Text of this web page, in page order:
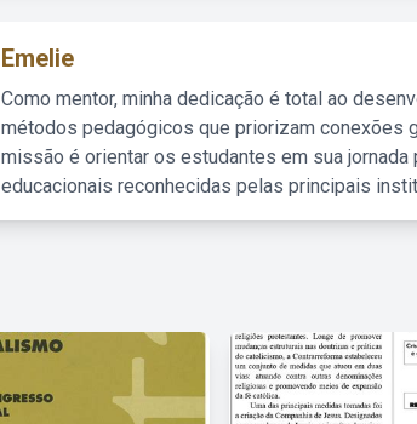
Emelie
Como mentor, minha dedicação é total ao
métodos pedagógicos que priorizam conexões
missão é orientar os estudantes em sua
educacionais reconhecidas pelas principais